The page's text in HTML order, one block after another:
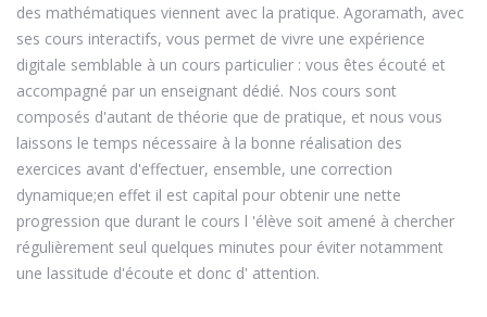
des mathématiques viennent avec la pratique. Agoramath, avec
ses cours interactifs, vous permet de vivre une expérience
digitale semblable à un cours particulier : vous êtes écouté et
accompagné par un enseignant dédié. Nos cours sont
composés d'autant de théorie que de pratique, et nous vous
laissons le temps nécessaire à la bonne réalisation des
exercices avant d'effectuer, ensemble, une correction
dynamique;en effet il est capital pour obtenir une nette
progression que durant le cours l 'élève soit amené à chercher
régulièrement seul quelques minutes pour éviter notamment
une lassitude d'écoute et donc d' attention.